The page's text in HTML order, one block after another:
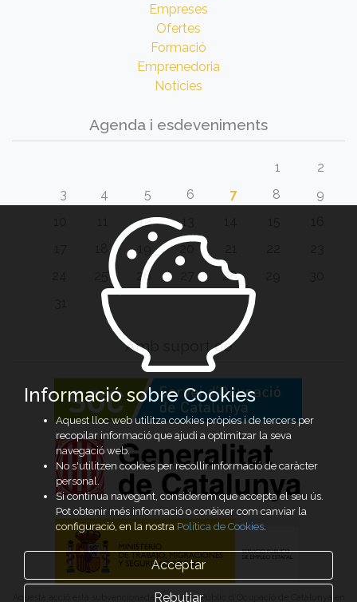
Empreses
Ofertes
Formació
Emprenedoria
Notícies
Agenda i esdeveniments
1
2
3
4 5 6 7 8
9
12 13
20
26 28
Amb suport de
Aquesta acció està subvencionada pel Servei Públic d’Ocupació de Catalunya en
Informació sobre Cookies
Aquest lloc web utilitza cookies pròpies i de tercers per
recopilar informació que ajudi a optimitzar la seva
navegació web.
No s'utilitzen cookies per recollir informació de caràcter
personal.
Si continua navegant, considerem que accepta el seu ús.
Pot obtenir més informació o conèixer com canviar la
configuració, en la nostra Política de Cookies.
Acceptar
Rebutjar